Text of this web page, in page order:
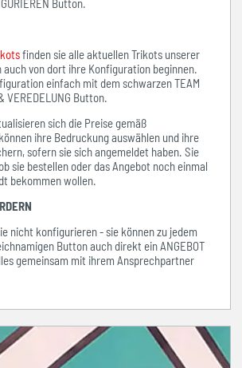
finden sie alle aktuellen Trikots unserer
auch von dort ihre Konfiguration beginnen.
einfach mit dem schwarzen TEAM
VEREDELUNG Button.
sich die Preise gemäß
ihre Bedruckung auswählen und ihre
sofern sie sich angemeldet haben. Sie
sie bestellen oder das Angebot noch einmal
bekommen wollen.
nicht konfigurieren - sie können zu jedem
Button auch direkt ein ANGEBOT
gemeinsam mit ihrem Ansprechpartner